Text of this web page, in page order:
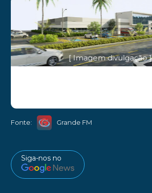
[ Imagem divulgação ]
Fonte: Grande FM
Siga-nos no